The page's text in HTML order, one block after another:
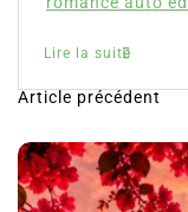
suite
N
a
v
Article précédent